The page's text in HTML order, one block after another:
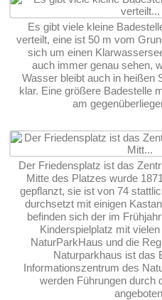
Es gibt viele kleine
verteilt, eine ist 50 m vom
sich um einen
auch immer genau sehen,
Wasser bleibt auch in heißen
klar. Eine größere Badestelle
am
Der Friedensplatz ist das
Mitte des Platzes wurde
gepflanzt, sie ist von 74
durchsetzt mit einigen
befinden sich der im
Kinderspielplatz mit
NaturParkHaus und die
Naturparkhaus ist das
Informationszentrum des
werden Führungen durch